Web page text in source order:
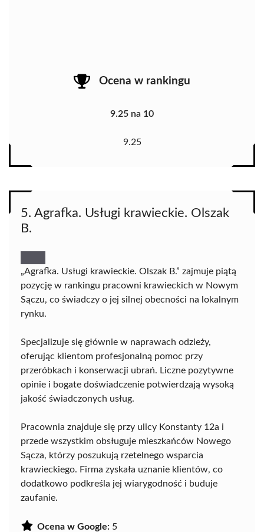
Ocena w rankingu
9.25 na 10
9.25
5. Agrafka. Usługi krawieckie. Olszak
B.
„Agrafka. Usługi krawieckie. Olszak B.” zajmuje piątą
pozycję w rankingu pracowni krawieckich w Nowym
Sączu, co świadczy o jej silnej obecności na lokalnym
rynku.
Specjalizuje się głównie w naprawach odzieży,
oferując klientom profesjonalną pomoc przy
przeróbkach i konserwacji ubrań. Liczne pozytywne
opinie i bogate doświadczenie potwierdzają wysoką
jakość świadczonych usług.
Pracownia znajduje się przy ulicy Konstanty 12a i
przede wszystkim obsługuje mieszkańców Nowego
Sącza, którzy poszukują rzetelnego wsparcia
krawieckiego. Firma zyskała uznanie klientów, co
dodatkowo podkreśla jej wiarygodność i buduje
zaufanie.
Ocena w Google: 5